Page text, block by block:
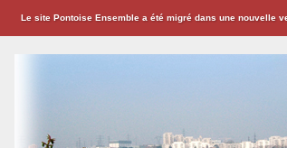
Le site Pontoise Ensemble a été migré dans une nouvelle